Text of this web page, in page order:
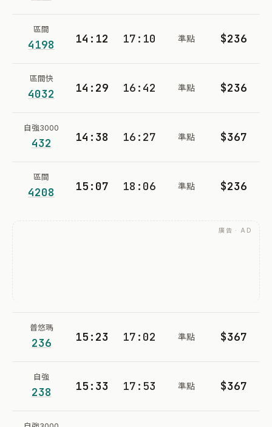
區間
4198 14:12 17:10 準點 $236
區間快
4032 14:29 16:42 準點 $236
自強3000
432 14:38 16:27 準點 $367
區間
4208 15:07 18:06 準點 $236
廣告 · AD
普悠瑪
236 15:23 17:02 準點 $367
自強
238 15:33 17:53 準點 $367